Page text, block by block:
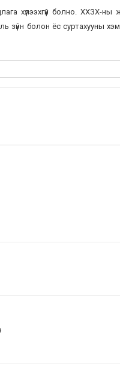
хүлээхгүй болно. ХХЗХ-ны
зүйн болон ёс суртахууны хэм